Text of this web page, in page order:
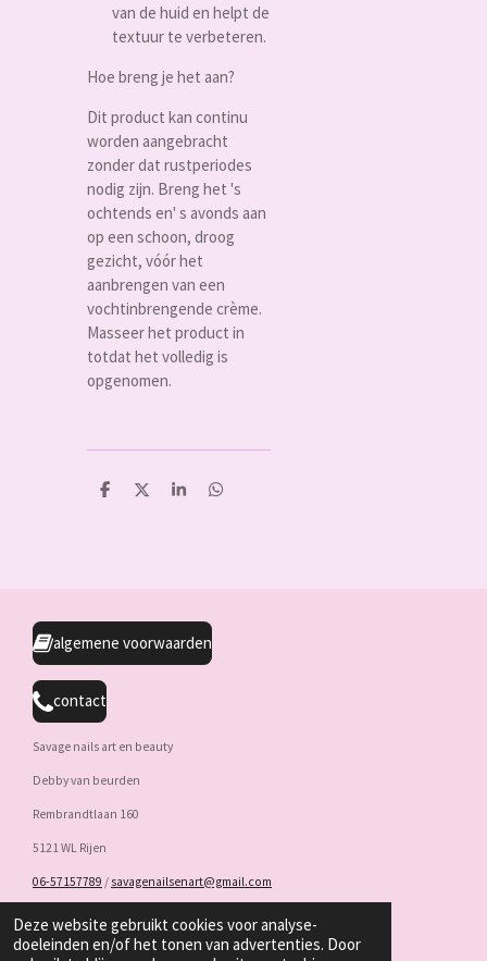
Deze website gebruikt cookies voor analyse-
doeleinden en/of het tonen van advertenties. Door
van de huid en helpt de
textuur te verbeteren.
Hoe breng je het aan?
Dit product kan continu
worden aangebracht
zonder dat rustperiodes
nodig zijn. Breng het 's
ochtends en' s avonds aan
op een schoon, droog
gezicht, vóór het
aanbrengen van een
vochtinbrengende crème.
Masseer het product in
totdat het volledig is
opgenomen.
D
D
S
D
algemene voorwaarden
contact
Savage nails art en beauty
Debby van beurden
Rembrandtlaan 160
5121 WL Rijen
06-57157789 / savagenailsenart@gmail.com
KVK : 86340689 / BTW : NL004232526B15